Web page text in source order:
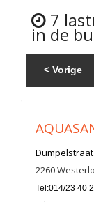
7
in de
< Vorige
Dumpelstraat
2260Westerlo
Tel:014/23 40